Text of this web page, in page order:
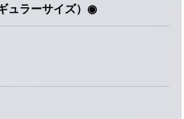
ュラーサイズ）◉